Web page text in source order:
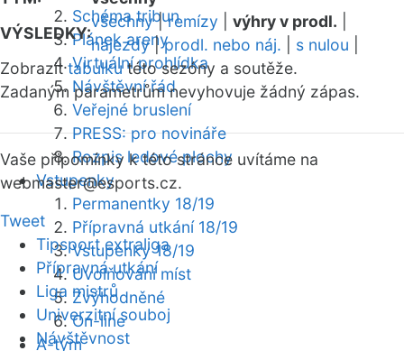
Schéma tribun
Plánek areny
Virtuální prohlídka
Návštěvní řád
Veřejné bruslení
PRESS: pro novináře
Rozpis ledové plochy
Vstupenky
Permanentky 18/19
Přípravná utkání 18/19
Vstupenky 18/19
Uvolňování míst
Zvýhodněné
On-line
A-tým
VÝSLEDKY:
všechny|remízy výhry v prodl.
nájezdy|prodl. nebo náj. s nulou
Zobrazittabulkutéto sezóny a soutěže.
Zadaným parametrům nevyhovuje žádný zápas.
Vaše připomínky k této stránce uvítáme na
webmaster@esports.cz.
Tweet
Tipsport extraliga
Přípravná utkání
Liga mistrů
Univerzitní souboj
Návštěvnost